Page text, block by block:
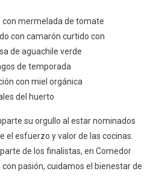
mermelada de tomate
con camarón curtido con
de aguachile verde
de temporada
con miel orgánica
del huerto
su orgullo al estar nominados
el esfuerzo y valor de las cocinas.
de los finalistas, en Comedor
pasión, cuidamos el bienestar de